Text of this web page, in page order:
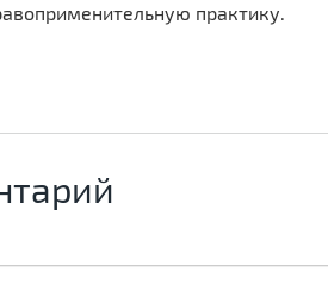
практику.